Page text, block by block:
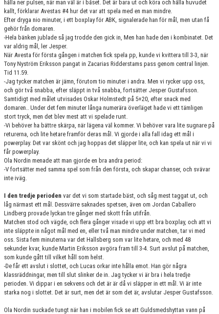
hålla ner pulsen, när man väl är i båset. Det är bara ut och köra och hålla huvudet
kallt, förklarar Avestas #4 hur det var att spela med en man mindre.
Efter dryga nio minuter, i ett boxplay för ABK, signalerade han för mål, men utan få
gehör från domaren.
-Hela bänken jublade så jag trodde den gick in, Men han hade den i kombinatet. Det
var aldrig mål, ler Jesper.
När Avesta för första gången i matchen fick spela pp, kunde vi kvittera till 3-3, när
Tony Nyström Eriksson pangat in Zacarias Ridderstams pass genom central linjen.
Tid 11.59.
-Jag tycker matchen är jämn, förutom tio minuter i andra. Men vi rycker upp oss,
och gör två snabba, efter släppt in två snabba, fortsätter Jesper Gustafsson.
Samtidigt med målet utvisades Oskar Holmstedt på 5+20, efter snack med
domaren.. Under det fem minuter långa numerära överläget hade vi ett tämligen
stort tryck, men det blev mest att vi spelade runt.
-Vi behöver ha bättre skärpa, när lägena väl kommer. Vi behöver vara lite sugnare på
returerna, och lite hetare framför deras mål. Vi gjorde i alla fall idag ett mål i
powerplay. Det var skönt och jag hoppas det släpper lite, och kan spela ut när vi vi
får powerplay.
Ola Nordin menade att man gjorde en bra andra period:
-V fortsätter med samma spel som från den första, och skapar chanser, och svävar
inte iväg.
I den tredje perioden var det vi som startade bäst, och såg mest taggat ut, och
låg närmast ett mål. Dessvärre saknades spetsen, även om Jordan Caballero
Lindberg provade lyckan tre gånger med skott från utifrån.
Matchen stod och vägde, och flera gånger visade vi upp ett bra boxplay, och att vi
inte släppte in något mål med en, eller två man mindre under matchen, tar vi med
oss. Sista fem minuterna var det Hallsberg som var lite hetare, och med 48
sekunder kvar, kunde Martin Eriksson avgöra fram till 3-4. Surt avslut på matchen,
som kunde gått till vilket håll som helst.
-De får ett avslut i slottet, och Lucas orkar inte hålla emot. Han gör några
klassräddningar, men till slut slinker de in. Jag tycker vi är bra i hela tredje
perioden. Vi dippar i en sekvens och det är är då vi släpper in ett mål. Vi är inte
starka nog i slottet. Det är surt, men det är som det är, avslutar Jesper Gustafsson.
Ola Nordin suckade tungt när han i mobilen fick se att Guldsmedshyttan vann på